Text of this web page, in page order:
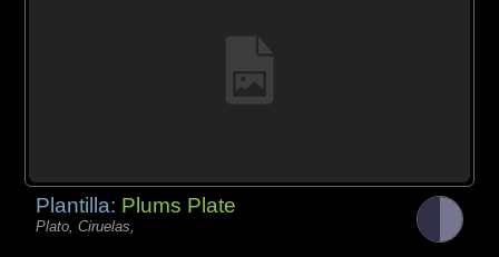
Plantilla: Plums Plate
Plato, Ciruelas,